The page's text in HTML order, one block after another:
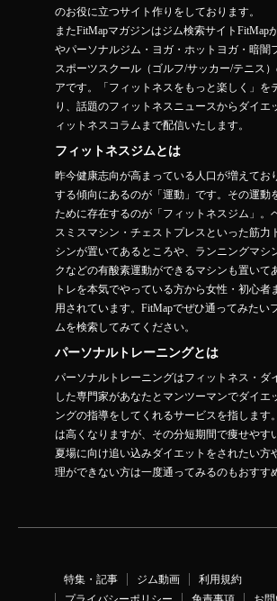
のお役に立つサイト作りをしております。
またFitMapマガジンはジム検索サイトFitMap
やパーソナルジム・ヨガ・ホットヨガ・暗闇
スポーツスクール（ゴルフ/サッカー/テニス
アです。「フィットネスをもっと楽しく」を
り、話題のフィットネスニュースからダイエ
ィットネスコラムまで配信いたします。
フィットネスジムとは
昨今健康志向が高まっている人口が増えてお
する傾向にあるのが「運動」です。その運動
ために存在するのが「フィットネスジム」。
スミスマシン・チェストプレスといった筋力
シンが置いてあるところや、ランニングマシ
クなどの有酸素運動ができるマシンも置いて
トレを本気でやっている方から女性・初心者
用されています。FitMapでぜひ通ってみたい
ムを検索してみてください。
パーソナルトレーニングとは
パーソナルトレーニングはフィットネス・ダ
した専門家があなたとマンツーマンでダイエ
ングの指導をしてくれるサービスを指します
は高くなりますが、その分短期間で痩せやす
夏場に向け追い込みダイエットをされたい方
理ができない方は一度通ってみるのもおすす
特集・記事 ジム動画
利用規約